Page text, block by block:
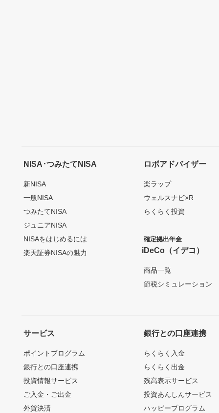
NISA･つみたてNISA
新NISA
一般NISA
つみたてNISA
ジュニアNISA
NISAをはじめるには
楽天証券NISAの魅力
ロボアドバイザー
楽ラップ
ウェルスナビ×R
らくらく投資
確定拠出年金
iDeCo（イデコ）
商品一覧
節税シミュレーション
サービス
ポイントプログラム
銀行との口座連携
投資情報サービス
ご入金・ご出金
外貨決済
銀行との口座連携
らくらく入金
らくらく出金
残高表示サービス
投資あんしんサービス
ハッピープログラム